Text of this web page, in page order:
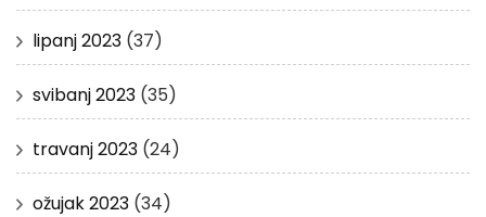
lipanj 2023 (37)
svibanj 2023 (35)
travanj 2023 (24)
ožujak 2023 (34)